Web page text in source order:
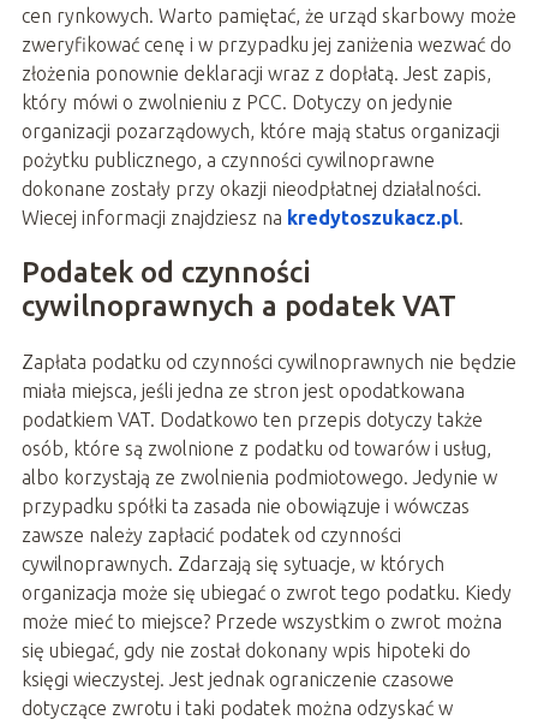
cen rynkowych. Warto pamiętać, że urząd skarbowy może
zweryfikować cenę i w przypadku jej zaniżenia wezwać do
złożenia ponownie deklaracji wraz z dopłatą. Jest zapis,
który mówi o zwolnieniu z PCC. Dotyczy on jedynie
organizacji pozarządowych, które mają status organizacji
pożytku publicznego, a czynności cywilnoprawne
dokonane zostały przy okazji nieodpłatnej działalności.
Wiecej informacji znajdziesz na kredytoszukacz.pl.
Podatek od czynności
cywilnoprawnych a podatek VAT
Zapłata podatku od czynności cywilnoprawnych nie będzie
miała miejsca, jeśli jedna ze stron jest opodatkowana
podatkiem VAT. Dodatkowo ten przepis dotyczy także
osób, które są zwolnione z podatku od towarów i usług,
albo korzystają ze zwolnienia podmiotowego. Jedynie w
przypadku spółki ta zasada nie obowiązuje i wówczas
zawsze należy zapłacić podatek od czynności
cywilnoprawnych. Zdarzają się sytuacje, w których
organizacja może się ubiegać o zwrot tego podatku. Kiedy
może mieć to miejsce? Przede wszystkim o zwrot można
się ubiegać, gdy nie został dokonany wpis hipoteki do
księgi wieczystej. Jest jednak ograniczenie czasowe
dotyczące zwrotu i taki podatek można odzyskać w